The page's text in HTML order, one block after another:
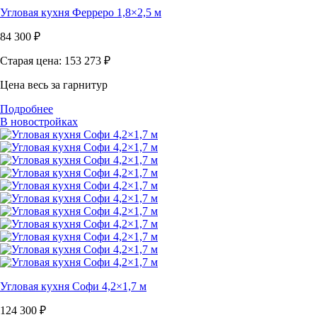
Угловая кухня Ферреро 1,8×2,5 м
84 300 ₽
Старая цена: 153 273 ₽
Цена весь за гарнитур
Подробнее
В новостройках
Угловая кухня Софи 4,2×1,7 м
124 300 ₽